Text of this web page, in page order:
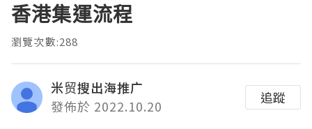
香港集運流程
瀏覽次數:288
米贸搜出海推广
發佈於 2022.10.20
追蹤